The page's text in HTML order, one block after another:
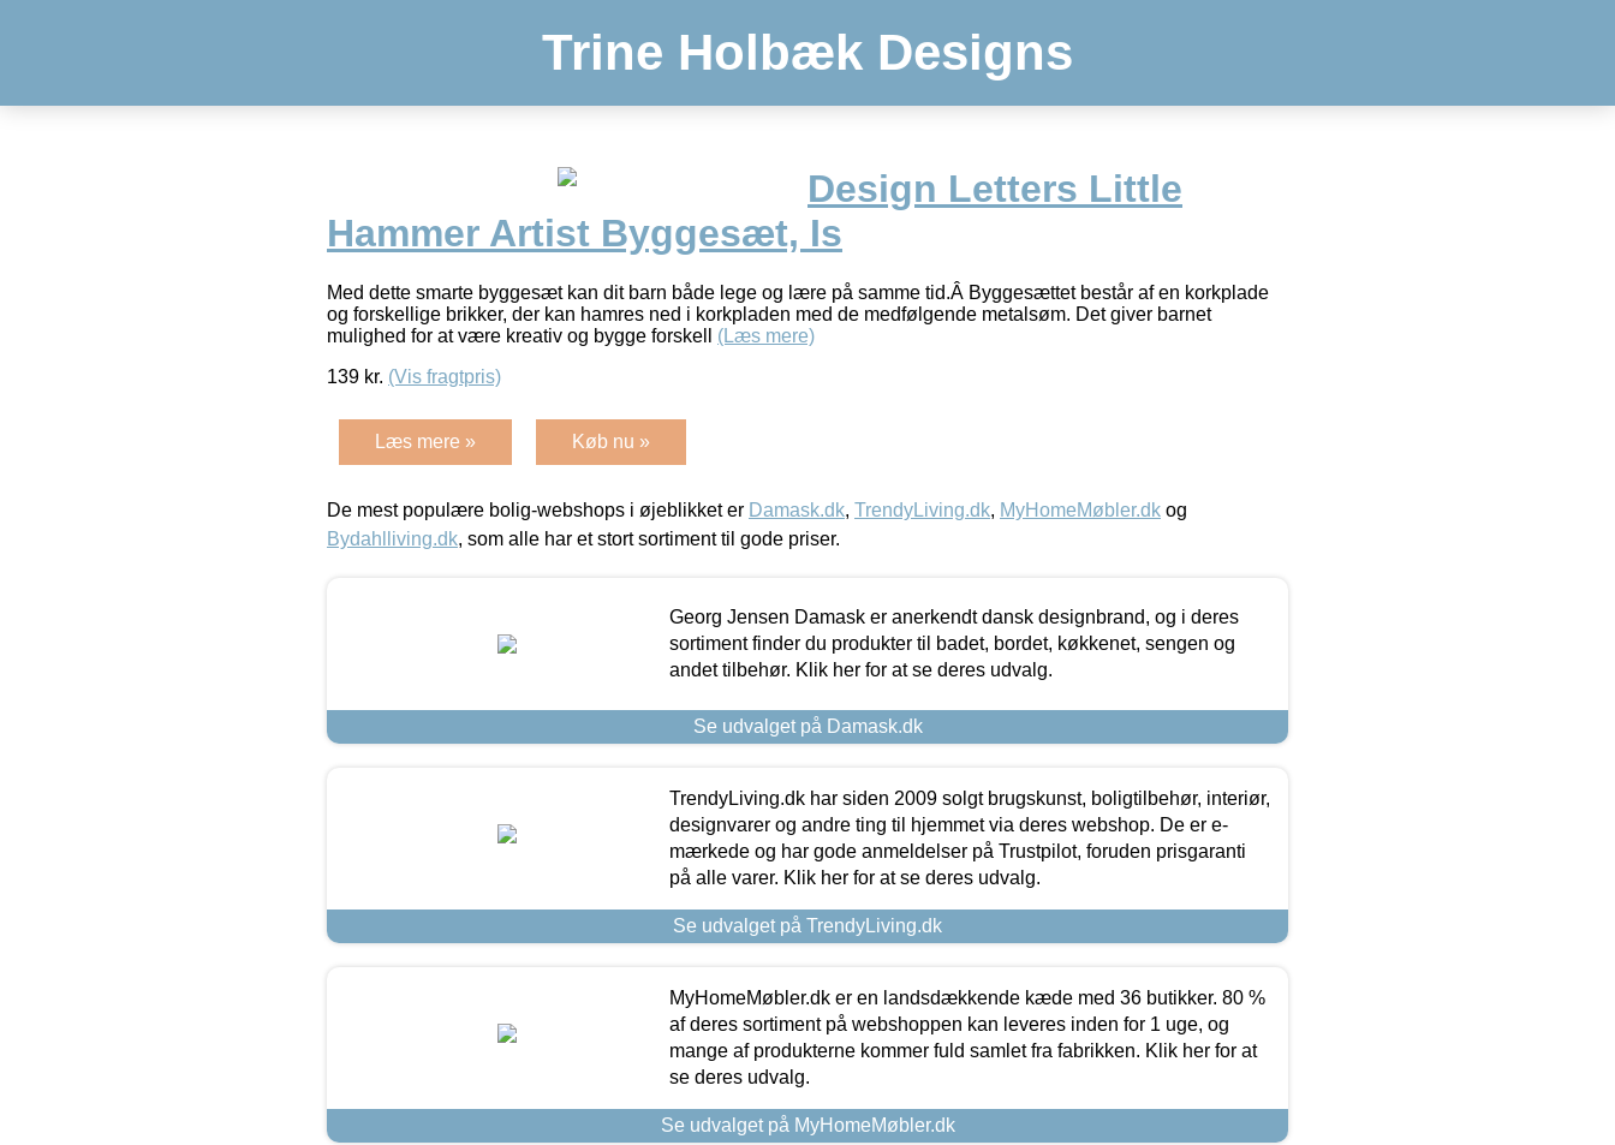
Trine Holbæk Designs
Design Letters Little
Hammer Artist Byggesæt, Is
Med dette smarte byggesæt kan dit barn både lege og lære på samme tid.Â Byggesættet består af en korkplade
og forskellige brikker, der kan hamres ned i korkpladen med de medfølgende metalsøm. Det giver barnet
mulighed for at være kreativ og bygge forskell (Læs mere)
139 kr. (Vis fragtpris)
Læs mere » Køb nu »
De mest populære bolig-webshops i øjeblikket er Damask.dk, TrendyLiving.dk, MyHomeMøbler.dk og
Bydahlliving.dk, som alle har et stort sortiment til gode priser.
Georg Jensen Damask er anerkendt dansk designbrand, og i deres
sortiment finder du produkter til badet, bordet, køkkenet, sengen og
andet tilbehør. Klik her for at se deres udvalg.
Se udvalget på Damask.dk
TrendyLiving.dk har siden 2009 solgt brugskunst, boligtilbehør, interiør,
designvarer og andre ting til hjemmet via deres webshop. De er e-
mærkede og har gode anmeldelser på Trustpilot, foruden prisgaranti
på alle varer. Klik her for at se deres udvalg.
Se udvalget på TrendyLiving.dk
MyHomeMøbler.dk er en landsdækkende kæde med 36 butikker. 80 %
af deres sortiment på webshoppen kan leveres inden for 1 uge, og
mange af produkterne kommer fuld samlet fra fabrikken. Klik her for at
se deres udvalg.
Se udvalget på MyHomeMøbler.dk